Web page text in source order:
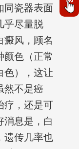
同瓷器表面
乎尽量脱
癜风，顾名
颜色（正常
色），这让
然不是癌
疗，还是可
消息是，白
遗传几率也